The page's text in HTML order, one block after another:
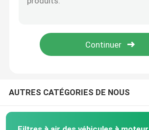
Filtres à gazole
Filtres de transmission automatique
AUTRES CATÉGORIES DE NOUS